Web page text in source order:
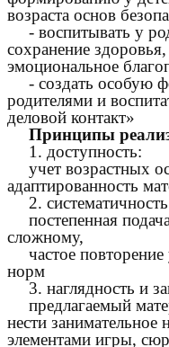
возраста основ
- воспитывать у
сохранение
эмоциональное
- создать особую
родителями и
деловой контакт»
Принципы
1. доступность:
учет возрастных
адаптированность
2.
постепенная
сложному,
частое
норм
3. наглядность и
предлагаемый
нести
элементами игры,